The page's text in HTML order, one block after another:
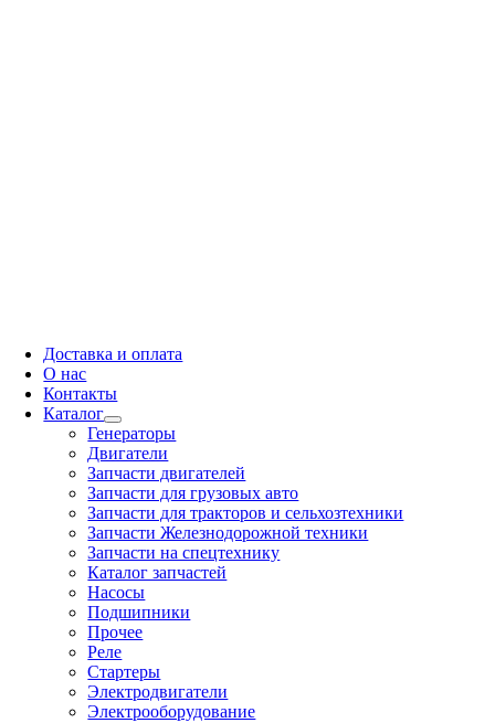
Доставка и оплата
О нас
Контакты
Каталог
Генераторы
Двигатели
Запчасти двигателей
Запчасти для грузовых авто
Запчасти для тракторов и сельхозтехники
Запчасти Железнодорожной техники
Запчасти на спецтехнику
Каталог запчастей
Насосы
Подшипники
Прочее
Реле
Стартеры
Электродвигатели
Электрооборудование